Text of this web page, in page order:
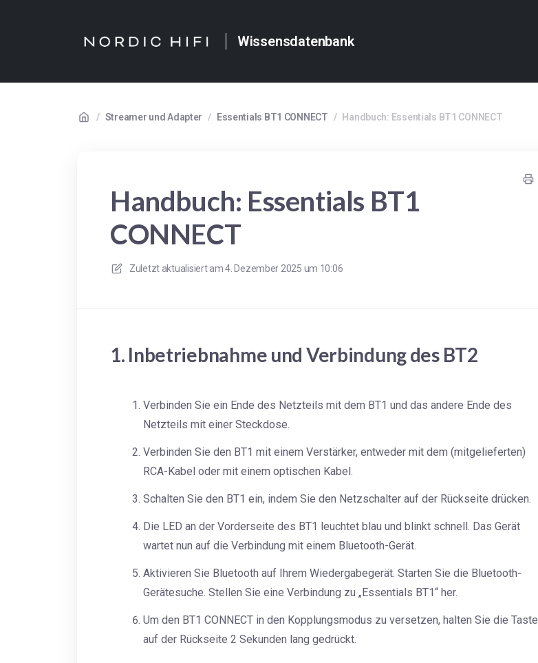
Wissensdatenbank
/ Streamer und Adapter / Essentials BT1 CONNECT / Handbuch: Essentials BT1 CONNECT
Handbuch: Essentials BT1
CONNECT
Zuletzt aktualisiert am 4. Dezember 2025 um 10:06
1. Inbetriebnahme und Verbindung des BT2
Verbinden Sie ein Ende des Netzteils mit dem BT1 und das andere Ende des
Netzteils mit einer Steckdose.
Verbinden Sie den BT1 mit einem Verstärker, entweder mit dem (mitgelieferten)
RCA-Kabel oder mit einem optischen Kabel.
Schalten Sie den BT1 ein, indem Sie den Netzschalter auf der Rückseite drücken.
Die LED an der Vorderseite des BT1 leuchtet blau und blinkt schnell. Das Gerät
wartet nun auf die Verbindung mit einem Bluetooth-Gerät.
Aktivieren Sie Bluetooth auf Ihrem Wiedergabegerät. Starten Sie die Bluetooth-
Gerätesuche. Stellen Sie eine Verbindung zu „Essentials BT1“ her.
Um den BT1 CONNECT in den Kopplungsmodus zu versetzen, halten Sie die Taste
auf der Rückseite 2 Sekunden lang gedrückt.